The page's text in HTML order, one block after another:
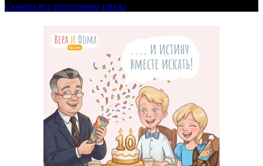
Скачать все программы цикла